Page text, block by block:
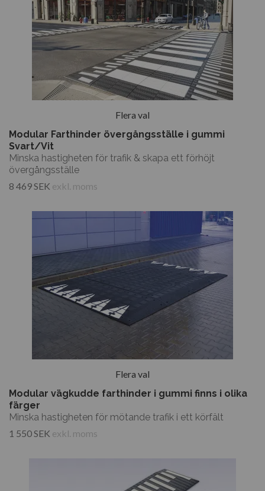
Flera val
Modular Farthinder övergångsställe i gummi
Svart/Vit
Minska hastigheten för trafik & skapa ett förhöjt
övergångsställe
8 469 SEK exkl. moms
Flera val
Modular vägkudde farthinder i gummi finns i olika
färger
Minska hastigheten för mötande trafik i ett körfält
1 550 SEK exkl. moms